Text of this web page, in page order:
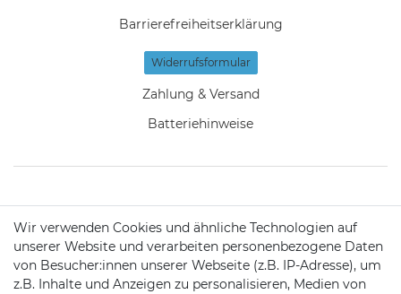
Barrierefreiheitserklärung
Widerrufs­formular
Zahlung & Versand
Batteriehinweise
Telefon:09721 / 9453362
Wir verwenden Cookies und ähnliche Technologien auf
unserer Website und verarbeiten personenbezogene Daten
von Besucher:innen unserer Webseite (z.B. IP-Adresse), um
z.B. Inhalte und Anzeigen zu personalisieren, Medien von